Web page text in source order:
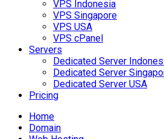
VPS Indonesia
VPS Singapore
VPS USA
VPS cPanel
Servers
Dedicated Server
Dedicated Server
Dedicated Server USA
Pricing
Home
Domain